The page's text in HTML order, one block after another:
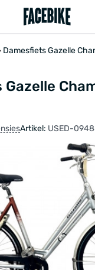
Damesfiets Gazelle
Gazelle
Artikel: USED-
BESCHRIJVING